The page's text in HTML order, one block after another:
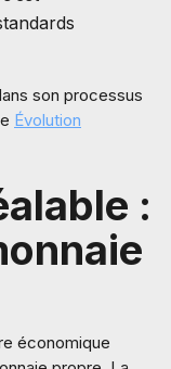
son processus
Évolution
:
économique